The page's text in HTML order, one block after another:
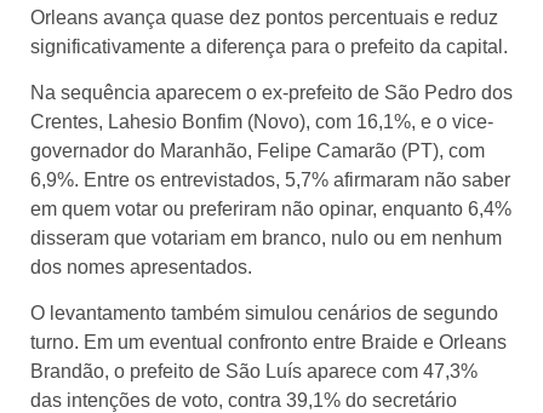
Orleans avança quase dez pontos percentuais e reduz
significativamente a diferença para o prefeito da capital.
Na sequência aparecem o ex-prefeito de São Pedro dos
Crentes, Lahesio Bonfim (Novo), com 16,1%, e o vice-
governador do Maranhão, Felipe Camarão (PT), com
6,9%. Entre os entrevistados, 5,7% afirmaram não saber
em quem votar ou preferiram não opinar, enquanto 6,4%
disseram que votariam em branco, nulo ou em nenhum
dos nomes apresentados.
O levantamento também simulou cenários de segundo
turno. Em um eventual confronto entre Braide e Orleans
Brandão, o prefeito de São Luís aparece com 47,3%
das intenções de voto, contra 39,1% do secretário